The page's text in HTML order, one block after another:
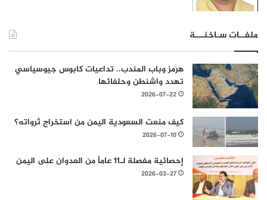
ملفــات سـاخنـــة
هرمز وباب المندب.. تداعيات كابوس جيوسياسي
تهدد واشنطن وحلفائها
2026-07-22
كيف منعت السعودية اليمن من استخراج ثرواته؟
2026-07-10
إحصائية مفصلة لـ11 عاماً من العدوان على اليمن
2026-03-27